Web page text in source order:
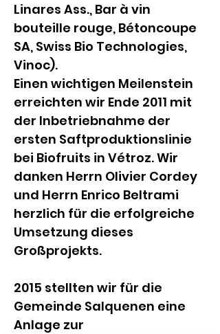
Linares Ass., Bar à vin
bouteille rouge, Bétoncoupe
SA, Swiss Bio Technologies,
Vinoc).
Einen wichtigen Meilenstein
erreichten wir Ende 2011 mit
der Inbetriebnahme der
ersten Saftproduktionslinie
bei Biofruits in Vétroz. Wir
danken Herrn Olivier Cordey
und Herrn Enrico Beltrami
herzlich für die erfolgreiche
Umsetzung dieses
Großprojekts.
2015 stellten wir für die
Gemeinde Salquenen eine
Anlage zur